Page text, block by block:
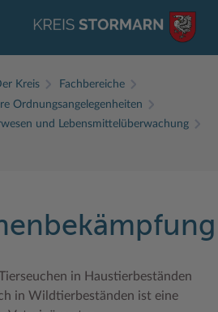
Stormarn
Kreis
Fachbereiche
Ordnungsangelegenheiten
und Lebensmittelüberwachung
in Haustierbeständen
in Wildtierbeständen ist eine